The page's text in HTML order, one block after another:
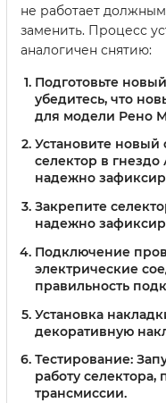
не работает
заменить. Процесс
аналогичен снятию:
Подготовьте
убедитесь, что
для модели Рено
Установите новый
селектор в
надежно
Закрепите
надежно
Подключение
электрические
правильность
Установка
декоративную
Тестирование:
работу
трансмиссии.